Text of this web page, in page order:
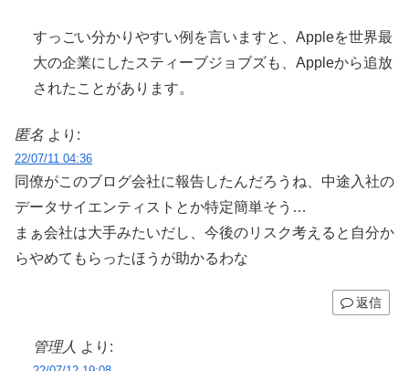
すっごい分かりやすい例を言いますと、Appleを世界最
大の企業にしたスティーブジョブズも、Appleから追放
されたことがあります。
匿名 より:
22/07/11 04:36
同僚がこのブログ会社に報告したんだろうね、中途入社の
データサイエンティストとか特定簡単そう…
まぁ会社は大手みたいだし、今後のリスク考えると自分か
らやめてもらったほうが助かるわな
返信
管理人 より: